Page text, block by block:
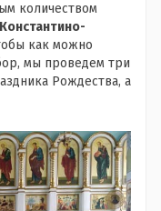
количеством
как можно
мы проведем три
Рождества, а